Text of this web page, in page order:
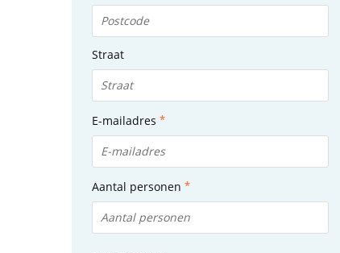
Straat
E-mailadres
Aantal personen